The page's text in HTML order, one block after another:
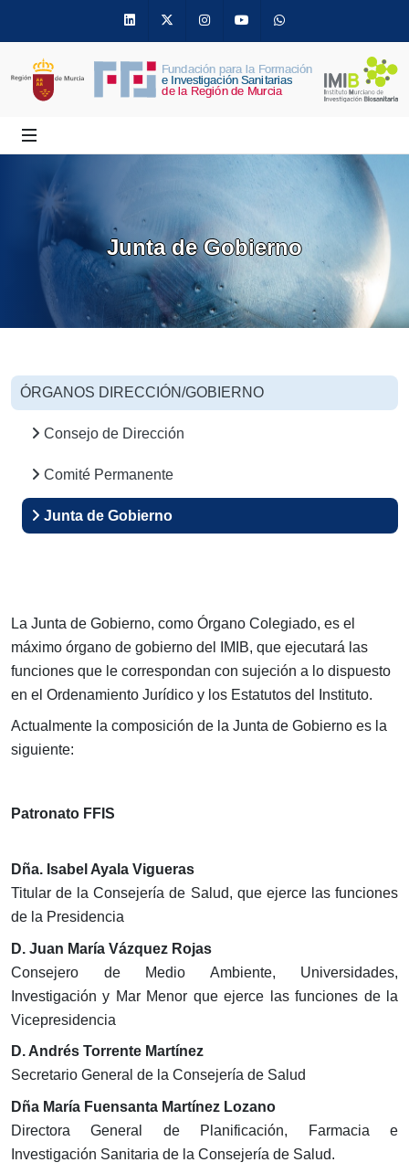
Linkedin Twitter InstagramYoutube
Junta de Gobierno
La Junta de Gobierno, como Órgano Colegiado, es el
máximo órgano de gobierno del IMIB, que ejecutará las
funciones que le correspondan con sujeción a lo dispuesto
en el Ordenamiento Jurídico y los Estatutos del Instituto.
Actualmente la composición de la Junta de Gobierno es la
siguiente:
Patronato FFIS
Dña. Isabel Ayala Vigueras
Titular de la Consejería de Salud, que ejerce las funciones
de la Presidencia
D. Juan María Vázquez Rojas
Consejero de Medio Ambiente, Universidades,
Investigación y Mar Menor que ejerce las funciones de la
Vicepresidencia
D. Andrés Torrente Martínez
Secretario General de la Consejería de Salud
Dña María Fuensanta Martínez Lozano
Directora General de Planificación, Farmacia e
Investigación Sanitaria de la Consejería de Salud.
ÓRGANOS DIRECCIÓN/GOBIERNO
Consejo de Dirección
Comité Permanente
Junta de Gobierno